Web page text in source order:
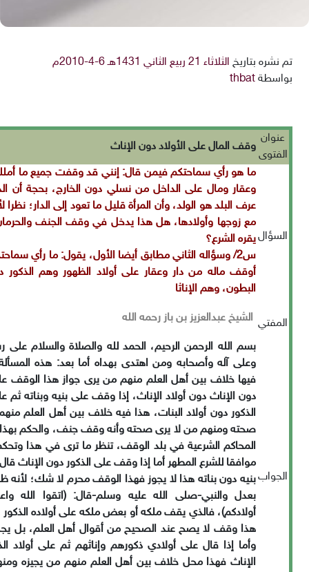
تم نشره بتاريخ الثلاثاء 21 ربيع الثاني 1431هـ 6-4-2010م
بواسطة thbat
عنوان
الفتوى
وقف المال على الأولاد دون الإناث
السؤال
ما هو رأي سماحتكم فيمن قال: إنني قد وقفت جميع ما
وعقار ومال على الداخل من نسلي دون الخارج، بحجة أن
عرف البلد هو الولد، وأن المرأة قليل ما تعود إلى الدار؛ نظرا
مع زوجها وأولادها، هل هذا يدخل في وقف الجنف
يقره الشرع؟
س2/ وسؤاله
الثاني مطابق أيضا الأول، يقول: ما رأي
أوقف ماله من دار وعقار على أولاد الظهور وهم الذكور
البطون، وهم الإناثا
المفتي الشيخ عبدالعزيز بن باز رحمه الله
الجواب
بسم الله الرحمن الرحيم، الحمد لله والصلاة والسلام على
وعلى آله وأصحابه ومن اهتدى بهداه أما بعد: هذه
فيها خلاف بين أهل العلم منهم من يرى جواز هذا الوقف
دون الإناث دون أولاد الإناث، إذا وقف على بنيه وبناته ثم
الذكور دون أولاد البنات، هذا فيه خلاف بين أهل العلم
صحته ومنهم من لا يرى صحته وأنه وقف جنف، والحكم بهذا
المحاكم الشرعية في بلد الوقف، تنظر ما ترى في هذا
موافقا للشرع المطهر أما إذا وقف على الذكور دون الإناث
بنيه دون بناته هذا لا يجوز فهذا الوقف محرم لا شك؛ لأنه
بعدل والنبي-صلى الله عليه وسلم-قال: (اتقوا
الله
أولادكم)، فالذي يقف ملكه أو بعض ملكه على أولاده
هذا وقف لا يصح عند الصحيح من أقوال أهل العلم، بل
وأما إذا قال على أولادي ذكورهم وإناثهم ثم على أولاد
الإناث فهذا محل خلاف بين أهل العلم منهم من يجيزه